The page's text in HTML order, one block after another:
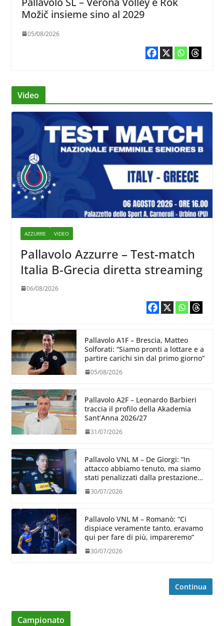
Možič insieme sino al 2029
05/08/2026
Video
AZZURRE VIDEO
Pallavolo Azzurre – Test-match
Italia B-Grecia diretta streaming
06/08/2026
Pallavolo A1F – Brescia, Matteo
Solforati: “Siamo pronti a lottare e a
partire carichi sin dal primo giorno”
05/08/2026
Pallavolo A2F – Leonardo Barbieri
traccia il profilo della Akademia
Sant’Anna 2026/27
31/07/2026
Pallavolo VNL M – De Giorgi: “In
attacco abbiamo tenuto, ma siamo
stati penalizzati dalla prestazione
30/07/2026
Pallavolo VNL M – Romanò: “Ci
dispiace veramente tanto, eravamo
qui per fare di più, impareremo”
30/07/2026
Continua
Campionato